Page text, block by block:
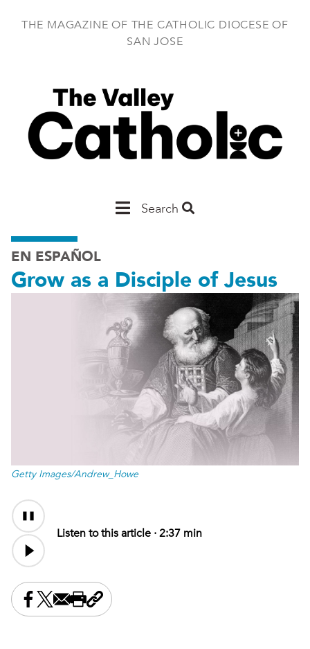
THE MAGAZINE OF THE CATHOLIC DIOCESE OF
SAN JOSE
MainSearch
EN ESPAÑOL
Grow as a Disciple of Jesus
Getty Images/Andrew_Howe
Audio
Content
Listen to this article ·2:37 min
Share this on Facebook
Share this on X
Share this by email
Print this page
Copy the page address